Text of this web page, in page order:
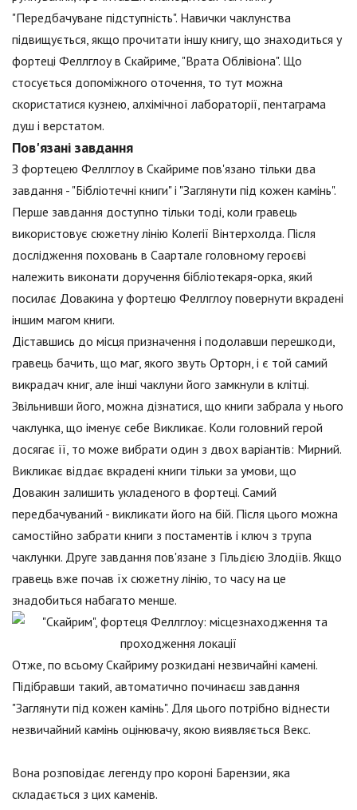
"Передбачуване підступність". Навички чаклунства
підвищується, якщо прочитати іншу книгу, що знаходиться у
фортеці Феллглоу в Скайриме, "Врата Облівіона". Що
стосується допоміжного оточення, то тут можна
скористатися кузнею, алхімічної лабораторії, пентаграма
душ і верстатом.
Пов'язані завдання
З фортецею Феллглоу в Скайриме пов'язано тільки два
завдання - "Бібліотечні книги" і "Заглянути під кожен камінь".
Перше завдання доступно тільки тоді, коли гравець
використовує сюжетну лінію Колегії Вінтерхолда. Після
дослідження поховань в Саартале головному героєві
належить виконати доручення бібліотекаря-орка, який
посилає Довакина у фортецю Феллглоу повернути вкрадені
іншим магом книги.
Діставшись до місця призначення і подолавши перешкоди,
гравець бачить, що маг, якого звуть Орторн, і є той самий
викрадач книг, але інші чаклуни його замкнули в клітці.
Звільнивши його, можна дізнатися, що книги забрала у нього
чаклунка, що іменує себе Викликає. Коли головний герой
досягає її, то може вибрати один з двох варіантів: Мирний.
Викликає віддає вкрадені книги тільки за умови, що
Довакин залишить укладеного в фортеці. Самий
передбачуваний - викликати його на бій. Після цього можна
самостійно забрати книги з постаментів і ключ з трупа
чаклунки. Друге завдання пов'язане з Гільдією Злодіїв. Якщо
гравець вже почав їх сюжетну лінію, то часу на це
знадобиться набагато менше.
Отже, по всьому Скайриму розкидані незвичайні камені.
Підібравши такий, автоматично починаєш завдання
"Заглянути під кожен камінь". Для цього потрібно віднести
незвичайний камінь оцінювачу, якою виявляється Векс.
Вона розповідає легенду про короні Барензии, яка
складається з цих каменів.